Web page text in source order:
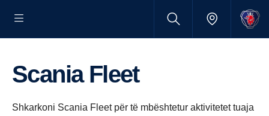
Scania Fleet
Shkarkoni Scania Fleet për të mbështetur aktivitetet tuaja